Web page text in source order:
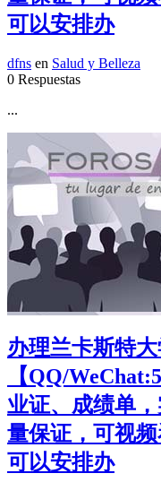
可以安排办
dfns en Salud y Belleza
0 Respuestas
...
办理兰卡斯特
【QQ/
业证、成绩单
量保证，可视
可以安排办